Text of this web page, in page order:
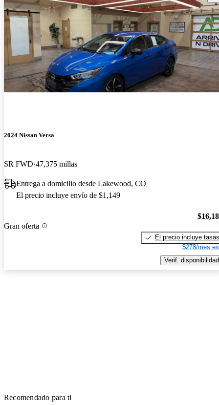
2024 Nissan Versa
SR FWD 47,375 millas
Entrega a domicilio desde Lakewood, CO
El precio incluye envío de $1,149
Gran oferta
El precio incluye tasas
$278/mes
Verif. disponibilidad
Recomendado para ti